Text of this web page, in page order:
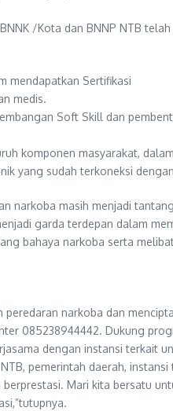
/Kota dan BNNP NTB
mendapatkan Sertifikasi
medis.
Soft Skill dan
komponen masyarakat,
yang sudah terkoneksi
narkoba masih menjadi
garda terdepan dalam
bahaya narkoba serta
narkoba dan
085238944442. Dukung
dengan instansi terkait
pemerintah daerah,
Mari kita bersatu